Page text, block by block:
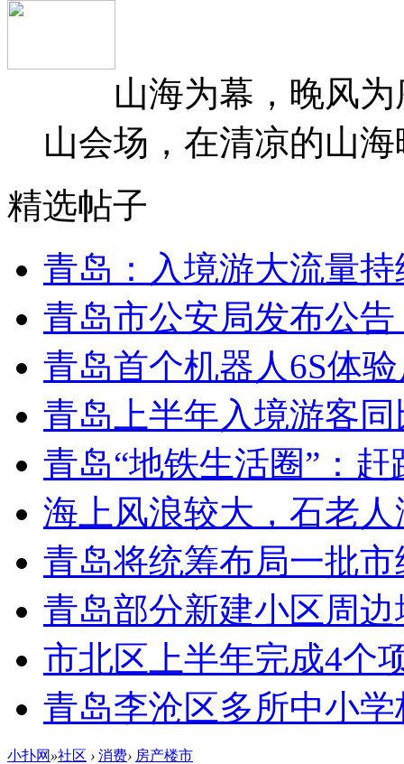
山海为幕，晚风为
山会场，在清凉的山
精选帖子
青岛：入境游大流量
青岛市公安局发布公
青岛首个机器人6S体
青岛上半年入境游客同
青岛“地铁生活圈”：赶
海上风浪较大，石老
青岛将统筹布局一批市
青岛部分新建小区周
市北区上半年完成4个
青岛李沧区多所中小
小扑网 »社区 › 消费› 房产楼市